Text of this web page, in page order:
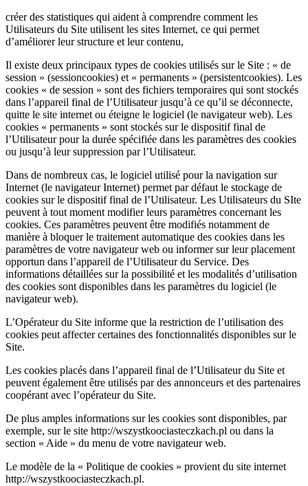
créer des statistiques qui aident à comprendre comment les
Utilisateurs du Site utilisent les sites Internet, ce qui permet
d’améliorer leur structure et leur contenu,
Il existe deux principaux types de cookies utilisés sur le Site : « de
session » (sessioncookies) et « permanents » (persistentcookies). Les
cookies « de session » sont des fichiers temporaires qui sont stockés
dans l’appareil final de l’Utilisateur jusqu’à ce qu’il se déconnecte,
quitte le site internet ou éteigne le logiciel (le navigateur web). Les
cookies « permanents » sont stockés sur le dispositif final de
l’Utilisateur pour la durée spécifiée dans les paramètres des cookies
ou jusqu’à leur suppression par l’Utilisateur.
Dans de nombreux cas, le logiciel utilisé pour la navigation sur
Internet (le navigateur Internet) permet par défaut le stockage de
cookies sur le dispositif final de l’Utilisateur. Les Utilisateurs du SIte
peuvent à tout moment modifier leurs paramètres concernant les
cookies. Ces paramètres peuvent être modifiés notamment de
manière à bloquer le traitement automatique des cookies dans les
paramètres de votre navigateur web ou informer sur leur placement
opportun dans l’appareil de l’Utilisateur du Service. Des
informations détaillées sur la possibilité et les modalités d’utilisation
des cookies sont disponibles dans les paramètres du logiciel (le
navigateur web).
L’Opérateur du Site informe que la restriction de l’utilisation des
cookies peut affecter certaines des fonctionnalités disponibles sur le
Site.
Les cookies placés dans l’appareil final de l’Utilisateur du Site et
peuvent également être utilisés par des annonceurs et des partenaires
coopérant avec l’opérateur du Site.
De plus amples informations sur les cookies sont disponibles, par
exemple, sur le site http://wszystkoociasteczkach.pl ou dans la
section « Aide » du menu de votre navigateur web.
Le modèle de la « Politique de cookies » provient du site internet
http://wszystkoociasteczkach.pl.